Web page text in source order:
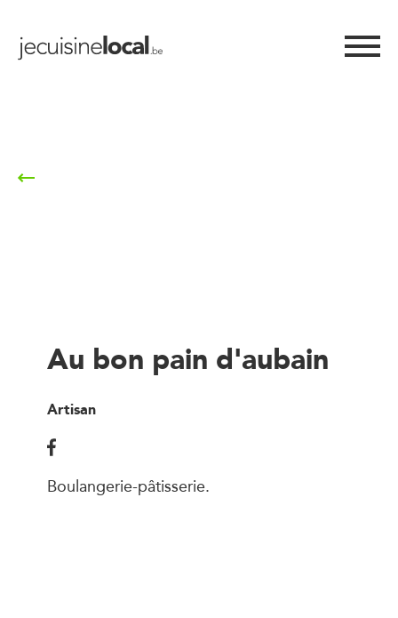
Au bon pain d'aubain
Artisan
Boulangerie-pâtisserie.